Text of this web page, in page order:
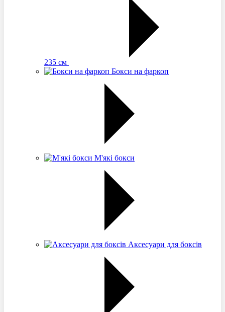
235 см
Бокси на фаркоп
М'які бокси
Аксесуари для боксів